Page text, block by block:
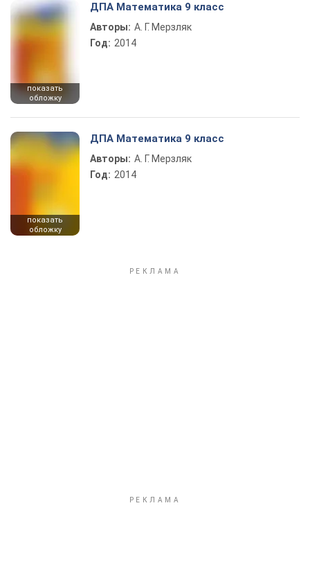
показать
обложку
ДПА Математика 9 класс
Авторы: А. Г. Мерзляк
Год: 2014
показать
обложку
ДПА Математика 9 класс
Авторы: А. Г. Мерзляк
Год: 2014